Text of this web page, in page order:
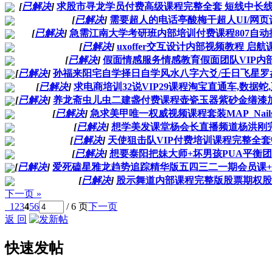
[已解决] 求股市寻龙学员付费高级课程完整全套 短线中长
[已解决] 需要超人的电话亭酸梅干超人UI/网
[已解决] 急需江南大学考研班内部培训付费课程807自
[已解决] uxoffer交互设计内部视频教程 启航
[已解决] 假面情感服务情感教育假面团队VIP内
[已解决] 孙福来阳宅自学择日自学风水八字六爻/壬日飞星
[已解决] 求电商培训32说VIP29课程淘宝直通车,数据
[已解决] 养龙斋虫儿虫二建盏付费课程壶瓷玉器紫砂金缮
[已解决] 急求美甲唯一权威视频课程套装
[已解决] 想学美发课堂杨会长直播频道杨洪刚
[已解决] 天使狙击队VIP付费培训课程完整全
[已解决] 想要泰阳把妹大师+坏男孩PUA平衡
[已解决] 爱死磕星雅龙趋势追踪精华版五四三二一期会员课
[已解决] 股示舞道内部课程完整版股票期权
下一页 »
1 23456 / 6 页下一页
返 回
快速发帖